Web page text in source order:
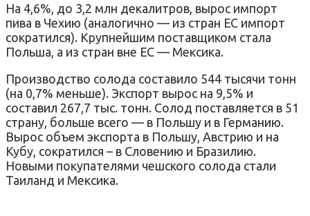
На 4,6%, до 3,2 млн декалитров, вырос импорт
пива в Чехию (аналогично — из стран ЕС импорт
сократился). Крупнейшим поставщиком стала
Польша, а из стран вне ЕС — Мексика.
Производство солода составило 544 тысячи тонн
(на 0,7% меньше). Экспорт вырос на 9,5% и
составил 267,7 тыс. тонн. Солод поставляется в 51
страну, больше всего — в Польшу и в Германию.
Вырос объем экспорта в Польшу, Австрию и на
Кубу, сократился – в Словению и Бразилию.
Новыми покупателями чешского солода стали
Таиланд и Мексика.